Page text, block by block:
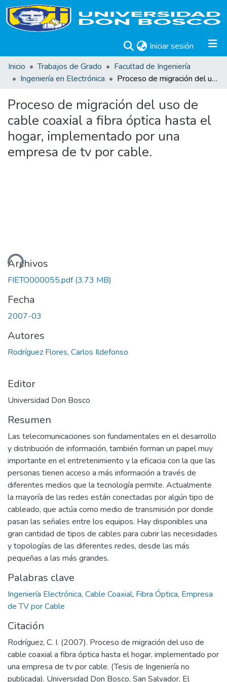
Iniciar sesión (current)
Inicio
Trabajos de Grado
Facultad de Ingeniería
Ingeniería en Electrónica
Proceso de migración del uso de cable coaxial a fibra óptica hasta el hogar, implementado por una empresa de tv por cable.
Proceso de migración del uso de
cable coaxial a fibra óptica hasta el
hogar, implementado por una
empresa de tv por cable.
Archivos
FIETO000055.pdf(3.73 MB)
Fecha
2007-03
Autores
Rodríguez Flores, Carlos Ildefonso
Editor
Universidad Don Bosco
Resumen
Las telecomunicaciones son fundamentales en el desarrollo
y distribución de información, también forman un papel muy
importante en el entretenimiento y la eficacia con la que las
personas tienen acceso a más información a través de
diferentes medios que la tecnología permite. Actualmente
la mayoría de las redes están conectadas por algún tipo de
cableado, que actúa como medio de transmisión por donde
pasan las señales entre los equipos. Hay disponibles una
gran cantidad de tipos de cables para cubrir las necesidades
y topologías de las diferentes redes, desde las más
pequeñas a las más grandes.
Palabras clave
Ingeniería Electrónica, Cable Coaxial, Fibra Óptica, Empresa
de TV por Cable
Citación
Rodríguez, C. I. (2007). Proceso de migración del uso de
cable coaxial a fibra óptica hasta el hogar, implementado por
una empresa de tv por cable. (Tesis de Ingeniería no
publicada). Universidad Don Bosco, San Salvador, El